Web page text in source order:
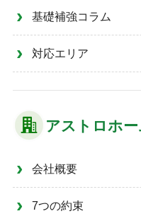
基礎補強コラム
対応エリア
アストロホ
会社概要
7つの約束